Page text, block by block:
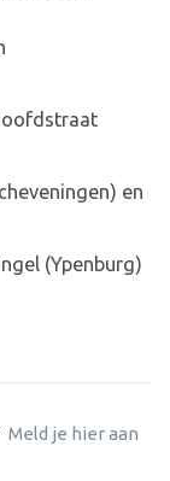
en
(Ypenburg)
Meld je hier aan